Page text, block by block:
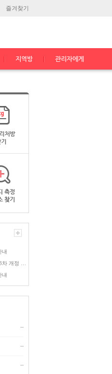
즐겨찾기
지역방 관리자에게
내
내